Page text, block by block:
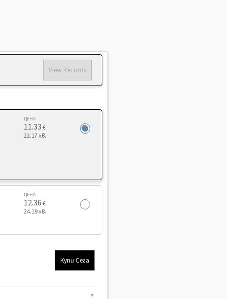
View Records
ЦЕНА
11.33€
22.17 лв.
ЦЕНА
12.36€
24.19 лв.
Купи Сега
▼